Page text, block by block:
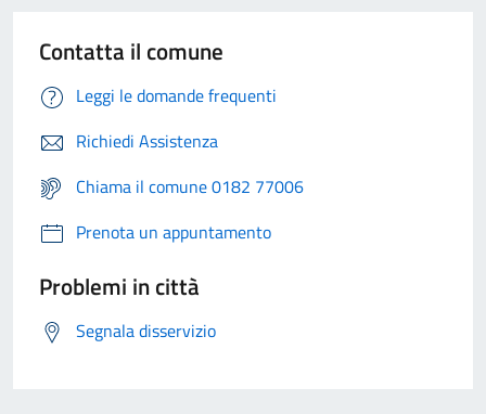
Contatta il comune
Leggi le domande frequenti
Richiedi Assistenza
Chiama il comune 0182 77006
Prenota un appuntamento
Problemi in città
Segnala disservizio